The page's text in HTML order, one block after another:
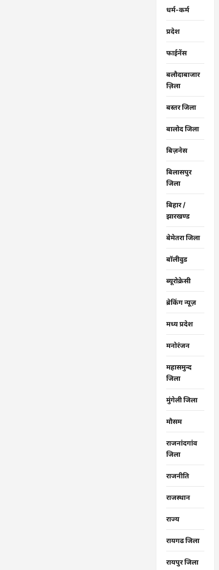
धर्म-कर्म
प्रदेश
फाईनेंस
बलौदाबाजार
ज़िला
बस्तर जिला
बालोद जिला
बिज़नेस
बिलासपुर
जिला
बिहार /
झारखण्ड
बेमेतरा जिला
बॉलीवुड
ब्यूरोक्रेसी
ब्रेकिंग न्यूज़
मध्य प्रदेश
मनोरंजन
महासमुन्द
जिला
मुंगेली जिला
मौसम
राजनांदगांव
जिला
राजनीति
राजस्थान
राज्‍य
रायगढ जिला
रायपुर जिला